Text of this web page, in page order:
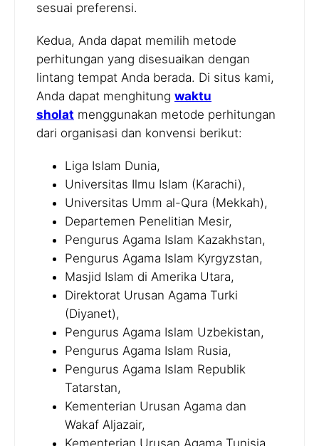
sesuai preferensi.
Kedua, Anda dapat memilih metode
perhitungan yang disesuaikan dengan
lintang tempat Anda berada. Di situs kami,
Anda dapat menghitung waktu
sholat menggunakan metode perhitungan
dari organisasi dan konvensi berikut:
Liga Islam Dunia,
Universitas Ilmu Islam (Karachi),
Universitas Umm al-Qura (Mekkah),
Departemen Penelitian Mesir,
Pengurus Agama Islam Kazakhstan,
Pengurus Agama Islam Kyrgyzstan,
Masjid Islam di Amerika Utara,
Direktorat Urusan Agama Turki
(Diyanet),
Pengurus Agama Islam Uzbekistan,
Pengurus Agama Islam Rusia,
Pengurus Agama Islam Republik
Tatarstan,
Kementerian Urusan Agama dan
Wakaf Aljazair,